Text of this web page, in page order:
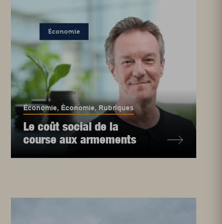
Économie, Économie, Rubriques
Le coût social de la
course aux armements